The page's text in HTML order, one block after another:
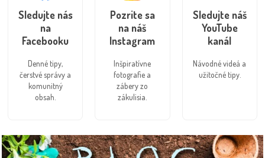
Sledujte nás
na
Facebooku
Denné tipy,
čerstvé správy a
komunitný
obsah.
Pozrite sa
na náš
Instagram
Inšpiratívne
fotografie a
zábery zo
zákulisia.
Sledujte náš
YouTube
kanál
Návodné videá a
užitočné tipy.